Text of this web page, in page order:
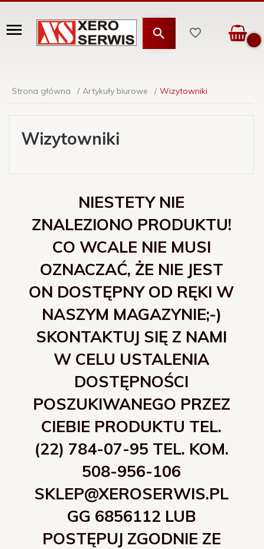
Strona główna Artykuły biurowe Wizytowniki
Wizytowniki
NIESTETY NIE
ZNALEZIONO PRODUKTU!
CO WCALE NIE MUSI
OZNACZAĆ, ŻE NIE JEST
ON DOSTĘPNY OD RĘKI W
NASZYM MAGAZYNIE;-)
SKONTAKTUJ SIĘ Z NAMI
W CELU USTALENIA
DOSTĘPNOŚCI
POSZUKIWANEGO PRZEZ
CIEBIE PRODUKTU TEL.
(22) 784-07-95 TEL. KOM.
508-956-106
SKLEP@XEROSERWIS.PL
GG 6856112 LUB
POSTĘPUJ ZGODNIE ZE